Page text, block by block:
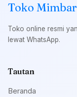
Toko
Toko online resmi
lewat WhatsApp.
Tautan
Beranda